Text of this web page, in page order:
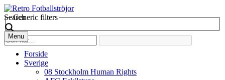
Search
Generic filters
Menu
Forside
Sverige
08 Stockholm Human Rights